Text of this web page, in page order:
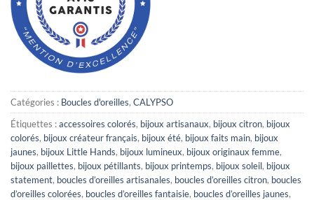
Catégories : Boucles d'oreilles, CALYPSO
Étiquettes :accessoires colorés, bijoux artisanaux, bijoux citron, bijoux
colorés, bijoux créateur français, bijoux été, bijoux faits main, bijoux
jaunes, bijoux Little Hands, bijoux lumineux, bijoux originaux femme,
bijoux paillettes, bijoux pétillants, bijoux printemps, bijoux soleil, bijoux
statement, boucles d’oreilles artisanales, boucles d’oreilles citron, boucles
d’oreilles colorées, boucles d’oreilles fantaisie, boucles d’oreilles jaunes,